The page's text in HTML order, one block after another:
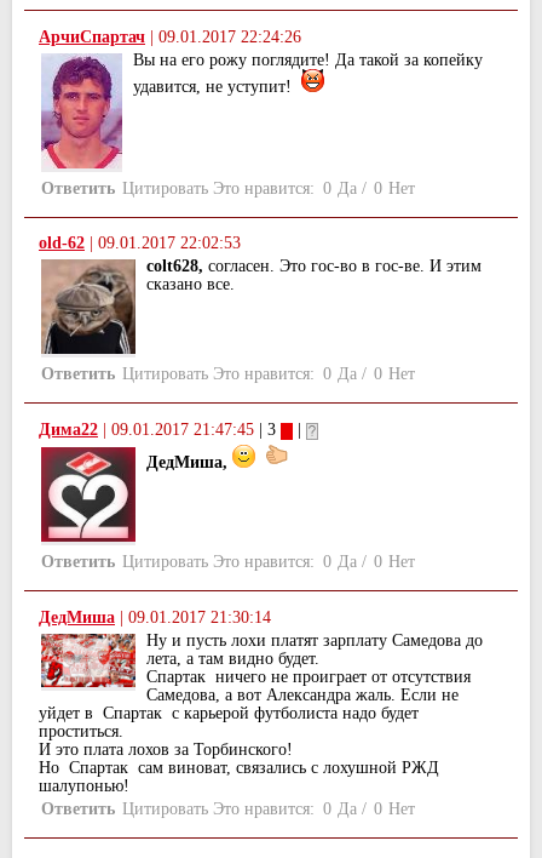
АрчиСпартач | 09.01.2017 22:24:26
Вы на его рожу поглядите! Да такой за копейку
удавится, не уступит!
Ответить Цитировать Это нравится: 0 Да / 0 Нет
old-62
09.01.2017 22:02:53
colt628, согласен. Это гос-во в гос-ве. И этим
сказано все.
Ответить Цитировать Это нравится: 0 Да / 0 Нет
Дима22 09.01.2017 21:47:45 | 3
ДедМиша,
Ответить Цитировать Это нравится: 0 Да / 0 Нет
ДедМиша
09.01.2017 21:30:14
Ну и пусть лохи платят зарплату Самедова до
лета, а там видно будет.
Спартак ничего не проиграет от отсутствия
Самедова, а вот Александра жаль. Если не
уйдет в Спартак с карьерой футболиста надо будет
проститься.
И это плата лохов за Торбинского!
Но Спартак сам виноват, связались с лохушной РЖД
шалупонью!
Ответить Цитировать Это нравится: 0 Да / 0 Нет